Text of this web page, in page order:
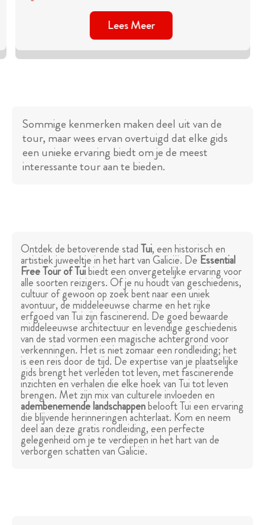
Lees Meer
Sommige kenmerken maken deel uit van de
tour, maar wees ervan overtuigd dat elke gids
een unieke ervaring biedt om je de meest
interessante tour aan te bieden.
Ontdek de betoverende stadTui, een historisch en
artistiek juweeltje in het hart van Galicië. De Essential
Free Tour of Tuibiedt een onvergetelijke ervaring voor
alle soorten reizigers. Of je nu houdt van geschiedenis,
cultuur of gewoon op zoek bent naar een uniek
avontuur, de middeleeuwse charme en het rijke
erfgoed van Tui zijn fascinerend. De goed bewaarde
middeleeuwse architectuur en levendige geschiedenis
van de stad vormen een magische achtergrond voor
verkenningen. Het is niet zomaar een rondleiding; het
is een reis door de tijd. De expertise van je plaatselijke
gids brengt het verleden tot leven, met fascinerende
inzichten en verhalen die elke hoek van Tui tot leven
brengen. Met zijn mix van culturele invloeden en
adembenemende landschappenbelooft Tui een ervaring
die blijvende herinneringen achterlaat. Kom en neem
deel aan deze gratis rondleiding, een perfecte
gelegenheid om je te verdiepen in het hart van de
verborgen schatten van Galicië.